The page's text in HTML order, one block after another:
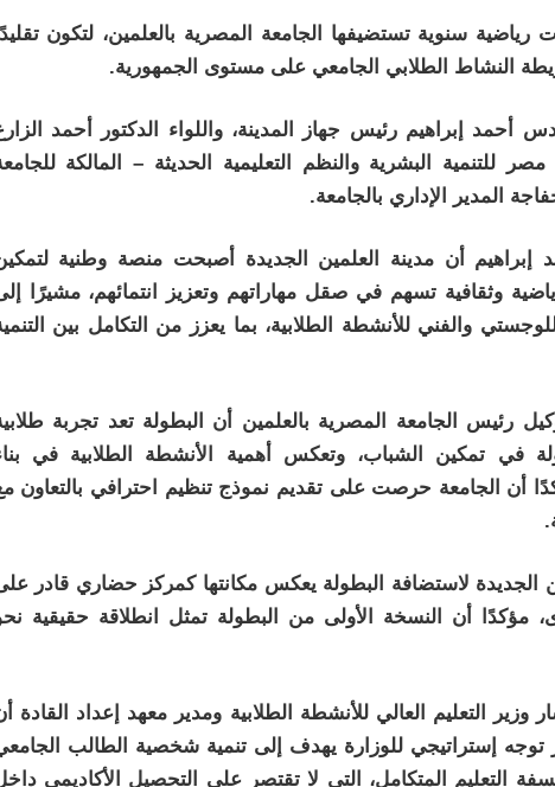
رياضية سنوية تستضيفها الجامعة المصرية بالعلمين، لتكون تقليدًا
النشاط الطلابي الجامعي على مستوى الجمهورية.
أحمد إبراهيم رئيس جهاز المدينة، واللواء الدكتور أحمد
البشرية والنظم التعليمية الحديثة – المالكة
المدير الإداري بالجامعة.
إبراهيم أن مدينة العلمين الجديدة أصبحت منصة وطنية
وثقافية تسهم في صقل مهاراتهم وتعزيز انتمائهم، مشيرًا
والفني للأنشطة الطلابية، بما يعزز من التكامل بين
رئيس الجامعة المصرية بالعلمين أن البطولة تعد تجربة
في تمكين الشباب، وتعكس أهمية الأنشطة الطلابية في
أن الجامعة حرصت على تقديم نموذج تنظيم احترافي بالتعاون
الجديدة لاستضافة البطولة يعكس مكانتها كمركز حضاري قادر
مؤكدًا أن النسخة الأولى من البطولة تمثل انطلاقة حقيقية
التعليم العالي للأنشطة الطلابية ومدير معهد إعداد القادة
توجه إستراتيجي للوزارة يهدف إلى تنمية شخصية الطالب
التعليم المتكامل، التي لا تقتصر على التحصيل الأكاديمي